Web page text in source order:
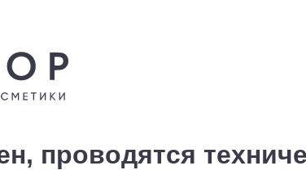
проводятся